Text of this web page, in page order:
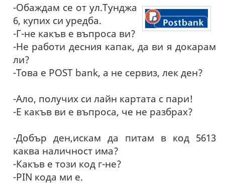
-Обаждам се от ул.Тунджа
6, купих си уредба.
-Г-не какъв е въпроса ви?
-Не работи десния капак, да ви я докарам
ли?
-Това е РОST bank, а не сервиз, лек ден?
-Ало, получих си лайн картата с пари!
-Е какъв ви е въпроса, че не разбрах?
-Добър ден,искам да питам в код 5613
каква наличност има?
-Какъв е този код г-не?
-PIN кода ми е.